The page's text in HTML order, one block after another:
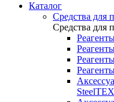
Каталог
Средства для
Средства для